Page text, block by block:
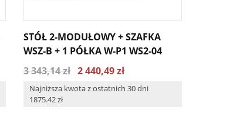
STÓŁ 2-MODUŁOWY + SZAFKA
WSZ-B + 1 PÓŁKA W-P1 WS2-04
3 343,14 zł 2 440,49 zł
Najniższa kwota z ostatnich 30 dni
1875.42 zł